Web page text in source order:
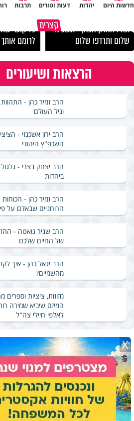
חדשות היום יהדות דעות וטורים תרבות
קצריםתהיו אהרון הכהן - תשכינו
שלום ותרדפו שלום
כל קושי
לרומם אותך
הרצאות ושיעורים
הרב זמיר כהן -
וגיל העולם
הרב ירון אשכנזי -
השכפ"ץ היהודי
הרב יצחק בצרי -
ביהדות
הרב זמיר כהן - הכוחות
הרוחניים שבאדם על
הרב שניר גואטה -
של החיים שלכם
הרב יגאל כהן - איך
מהשמיים?
מזוזות, ציציות וספרים
המיזם שיביא שמירה
לאלפי חיילי צה"ל
X